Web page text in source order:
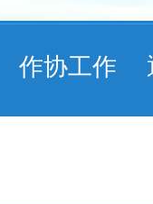
作协工作